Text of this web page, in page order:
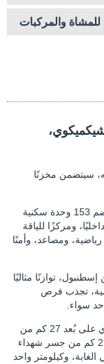
والمركبات
سيتضمن مخزنًا
يُعد المتجر جزءًا من مشروع متعدد الاستخدامات يضم 153 وحدة سكنية
ومركزًا للياقة
ومصاعد، وأمنًا
توازنًا مثاليًا
تجذب فرص
حد سواء.
تشيكميكوي على بُعد 27 كم من
مطار صبيحة كوكجن، و26 كم من نفق أوراسيا، و21 كم من جسر شهداء
للمشي في الغابة، وكيلومتر واحد